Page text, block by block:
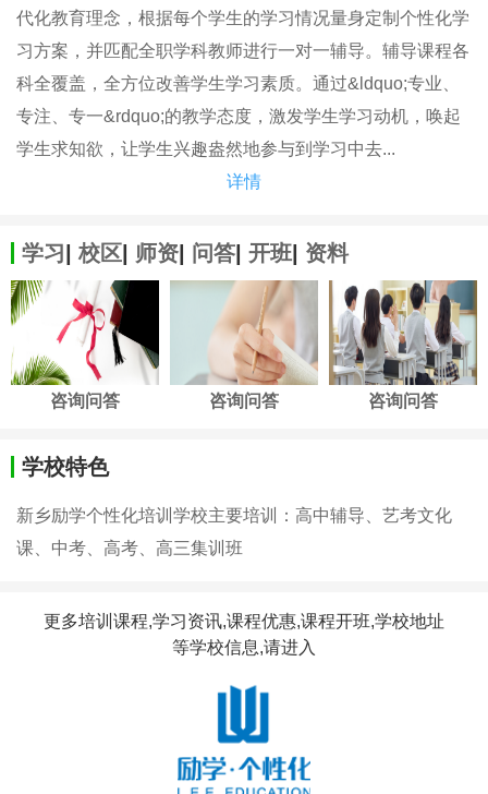
代化教育理念，根据每个学生的学习情况量身定制个性化学
习方案，并匹配全职学科教师进行一对一辅导。辅导课程各
科全覆盖，全方位改善学生学习素质。通过&ldquo;专业、
专注、专一&rdquo;的教学态度，激发学生学习动机，唤起
学生求知欲，让学生兴趣盎然地参与到学习中去...
详情
学习 校区 师资 问答 开班 资料
咨询问答 咨询问答 咨询问答
学校特色
新乡励学个性化培训学校主要培训：高中辅导、艺考文化
课、中考、高考、高三集训班
更多培训课程,学习资讯,课程优惠,课程开班,学校地址
等学校信息,请进入